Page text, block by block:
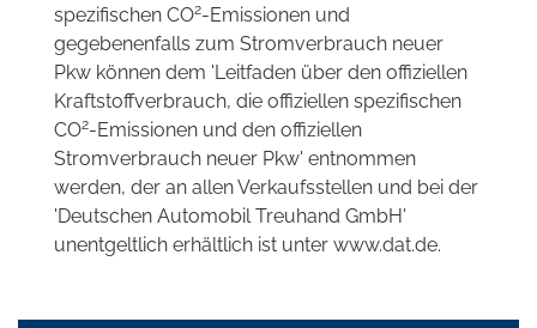
spezifischen CO2-Emissionen und
gegebenenfalls zum Stromverbrauch neuer
Pkw können dem 'Leitfaden über den offiziellen
Kraftstoffverbrauch, die offiziellen spezifischen
CO2-Emissionen und den offiziellen
Stromverbrauch neuer Pkw' entnommen
werden, der an allen Verkaufsstellen und bei der
'Deutschen Automobil Treuhand GmbH'
unentgeltlich erhältlich ist unter www.dat.de.